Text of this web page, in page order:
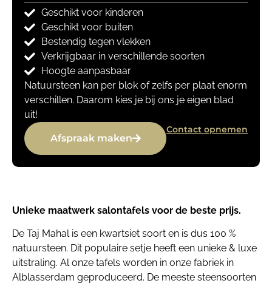
Geschikt voor kinderen
Geschikt voor buiten
Bestendig tegen vlekken
Verkrijgbaar in verschillende soorten
Hoogte aanpasbaar
Natuursteen kan per blok of zelfs per plaat enorm
verschillen. Daarom kies je bij ons je eigen blad
uit!
Afspraak maken
Contact opnemen
Unieke maatwerk salontafels voor de beste prijs.
De Taj Mahal is een kwartsiet soort en is dus 100 %
natuursteen. Dit populaire setje heeft een unieke & luxe
uitstraling. Al onze tafels worden in onze fabriek in
Alblasserdam geproduceerd. De meeste steensoorten